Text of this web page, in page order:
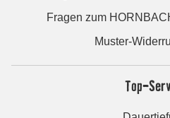
Fragen zum
Muster-
Top-